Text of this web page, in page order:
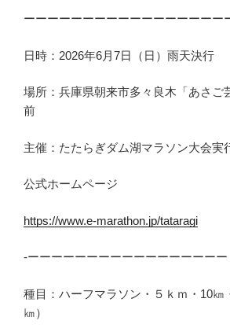
ーーーーーーーーーーーーーーーーー
日時：2026年6月7日（日）雨天決行
場所：兵庫県朝来市多々良木「あさご
前
主催：たたらぎダム湖マラソン大会実
公式ホームページ
https://www.e-marathon.jp/tataragi
-ーーーーーーーーーーーーーーーーー
種目：ハーフマラソン・５ｋｍ・10㎞
㎞）